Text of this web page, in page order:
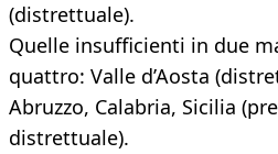
(distrettuale).
Quelle insufficienti in due
quattro: Valle d’Aosta
Abruzzo, Calabria, Sicilia
distrettuale).